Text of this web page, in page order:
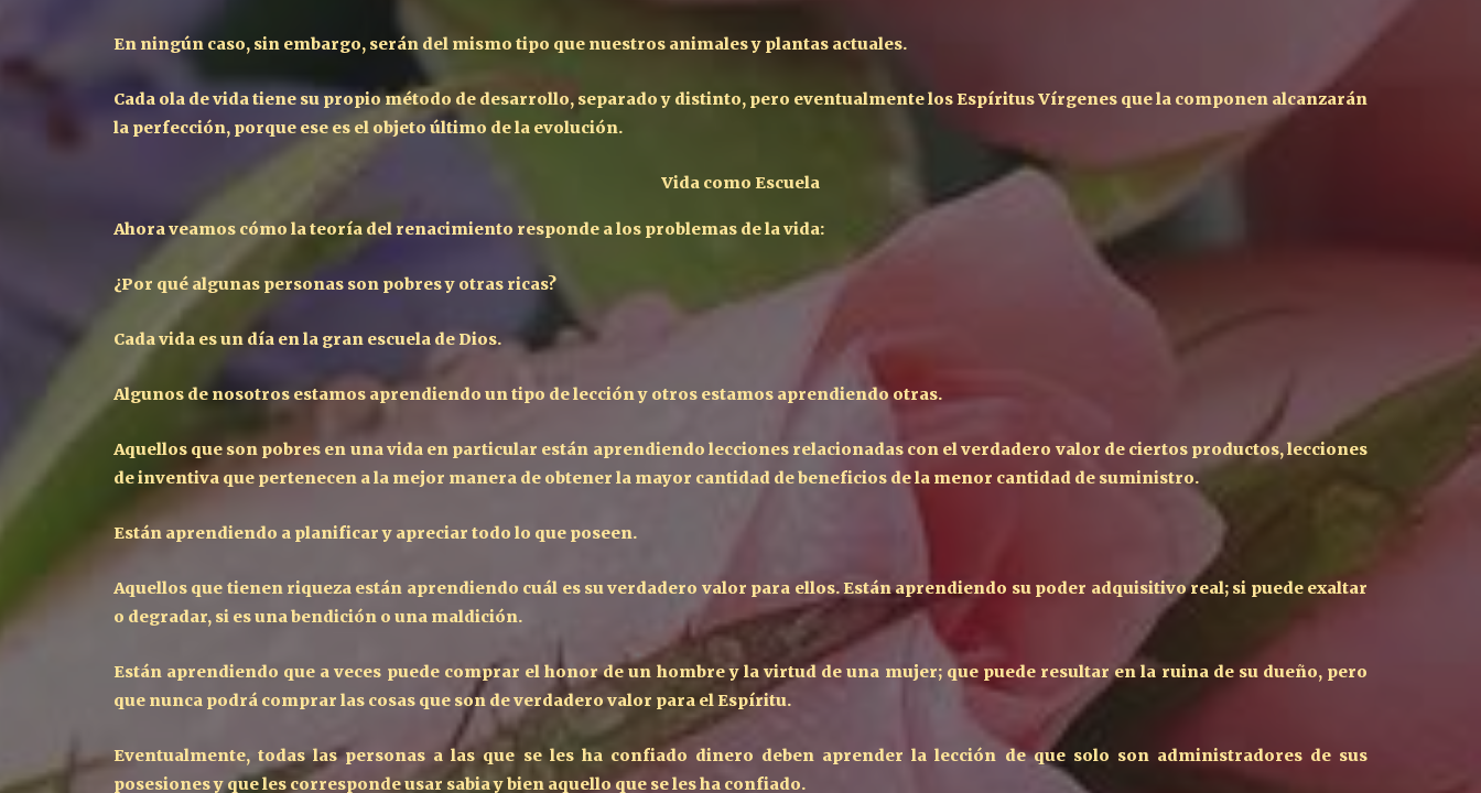
En ningún caso, sin embargo, serán del mismo tipo que nuestros animales y plantas actuales.
Cada ola de vida tiene su propio método de desarrollo, separado y distinto, pero eventualmente los Espíritus Vírgenes que la componen alcanzarán
la perfección, porque ese es el objeto último de la evolución.
Vida como Escuela
Ahora veamos cómo la teoría del renacimiento responde a los problemas de la vida:
¿Por qué algunas personas son pobres y otras ricas?
Cada vida es un día en la gran escuela de Dios.
Algunos de nosotros estamos aprendiendo un tipo de lección y otros estamos aprendiendo otras.
Aquellos que son pobres en una vida en particular están aprendiendo lecciones relacionadas con el verdadero valor de ciertos productos, lecciones
de inventiva que pertenecen a la mejor manera de obtener la mayor cantidad de beneficios de la menor cantidad de suministro.
Están aprendiendo a planificar y apreciar todo lo que poseen.
Aquellos que tienen riqueza están aprendiendo cuál es su verdadero valor para ellos. Están aprendiendo su poder adquisitivo real; si puede exaltar
o degradar, si es una bendición o una maldición.
Están aprendiendo que a veces puede comprar el honor de un hombre y la virtud de una mujer; que puede resultar en la ruina de su dueño, pero
que nunca podrá comprar las cosas que son de verdadero valor para el Espíritu.
Eventualmente, todas las personas a las que se les ha confiado dinero deben aprender la lección de que solo son administradores de sus
posesiones y que les corresponde usar sabia y bien aquello que se les ha confiado.